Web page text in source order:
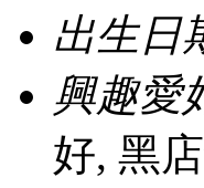
出生日
興趣愛
好, 黑